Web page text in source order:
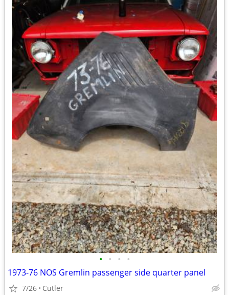
• • • •
1973-76 NOS Gremlin passenger side quarter panel
7/26 Cutler